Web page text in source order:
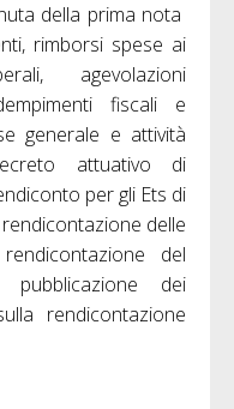
della prima nota
rimborsi spese ai
agevolazioni
fiscali e
generale e attività
attuativo di
per gli Ets di
delle
del
pubblicazione dei
rendicontazione